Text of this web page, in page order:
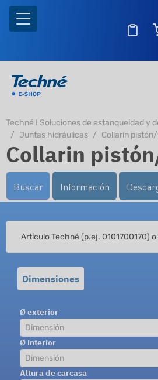
Techné I Soluciones de estanqueidad y
Juntas hidráulicas
Collarin
Collarin
Buscar Información
Dimensiones
Ø exterior
Ø interior
Altura de carcasa